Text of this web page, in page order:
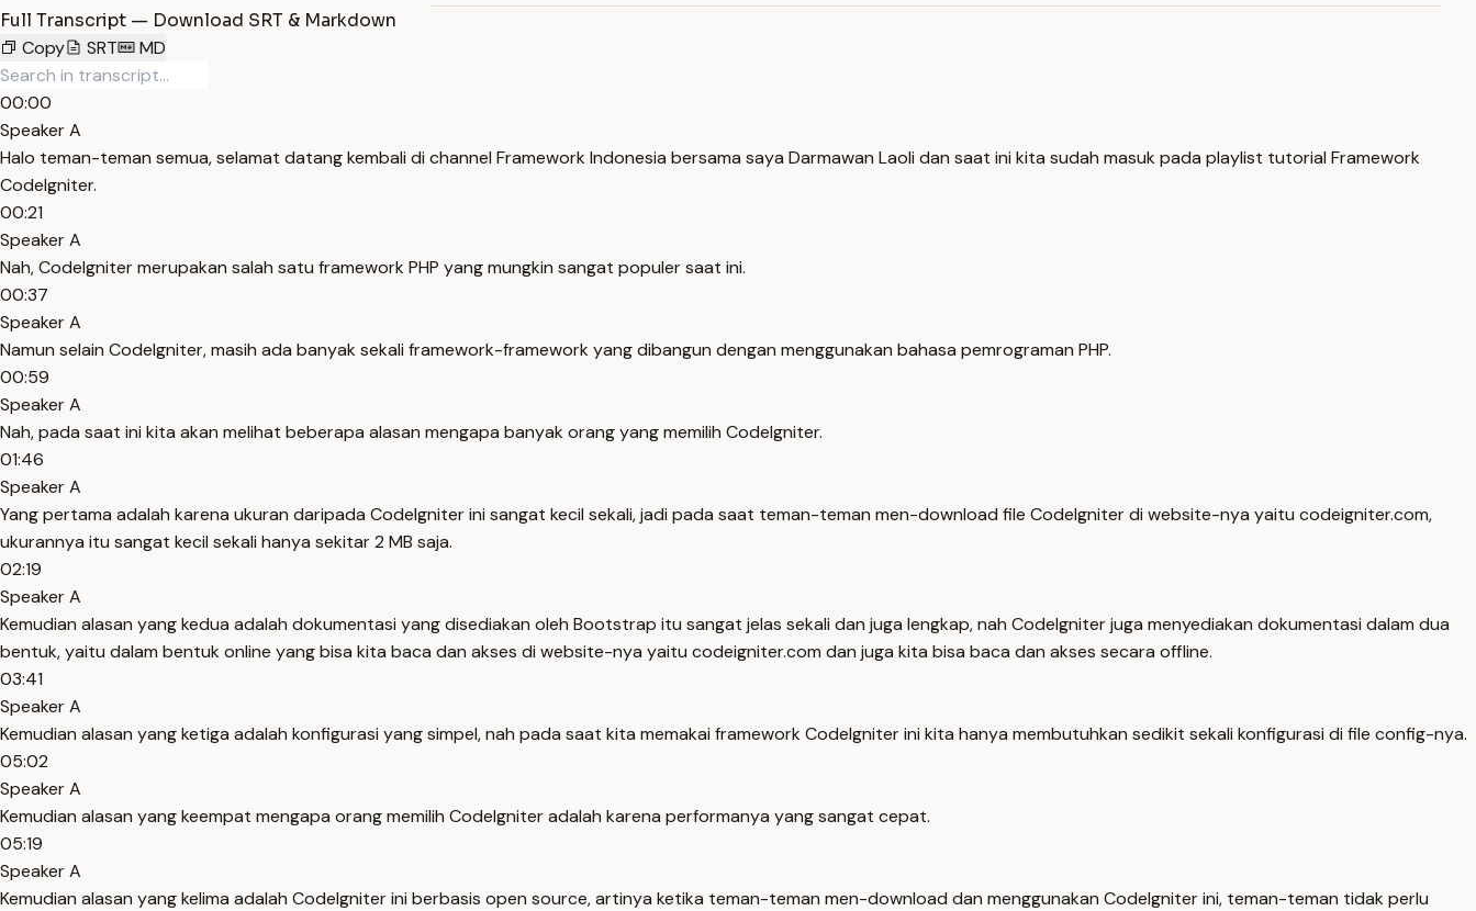
Full Transcript — Download SRT & Markdown
Copy
SRT MD
00:00
Speaker A
Halo teman-teman semua, selamat datang kembali di channel Framework Indonesia bersama saya Darmawan Laoli dan saat ini kita sudah masuk pada playlist tutorial Framework
CodeIgniter.
00:21
Speaker A
Nah, CodeIgniter merupakan salah satu framework PHP yang mungkin sangat populer saat ini.
00:37
Speaker A
Namun selain CodeIgniter, masih ada banyak sekali framework-framework yang dibangun dengan menggunakan bahasa pemrograman PHP.
00:59
Speaker A
Nah, pada saat ini kita akan melihat beberapa alasan mengapa banyak orang yang memilih CodeIgniter.
01:46
Speaker A
Yang pertama adalah karena ukuran daripada CodeIgniter ini sangat kecil sekali, jadi pada saat teman-teman men-download file CodeIgniter di website-nya yaitu codeigniter.com,
ukurannya itu sangat kecil sekali hanya sekitar 2 MB saja.
02:19
Speaker A
Kemudian alasan yang kedua adalah dokumentasi yang disediakan oleh Bootstrap itu sangat jelas sekali dan juga lengkap, nah CodeIgniter juga menyediakan dokumentasi dalam dua
bentuk, yaitu dalam bentuk online yang bisa kita baca dan akses di website-nya yaitu codeigniter.com dan juga kita bisa baca dan akses secara offline.
03:41
Speaker A
Kemudian alasan yang ketiga adalah konfigurasi yang simpel, nah pada saat kita memakai framework CodeIgniter ini kita hanya membutuhkan sedikit sekali konfigurasi di file config-nya.
05:02
Speaker A
Kemudian alasan yang keempat mengapa orang memilih CodeIgniter adalah karena performanya yang sangat cepat.
05:19
Speaker A
Kemudian alasan yang kelima adalah CodeIgniter ini berbasis open source, artinya ketika teman-teman men-download dan menggunakan CodeIgniter ini, teman-teman tidak perlu